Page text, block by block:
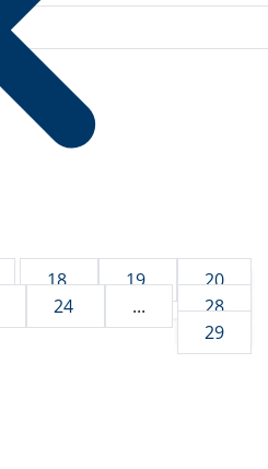
18 19
20
24 ...
28
29